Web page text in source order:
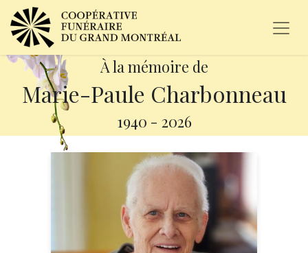
À la mémoire de
Marie-Paule Charbonneau
1940 - 2026